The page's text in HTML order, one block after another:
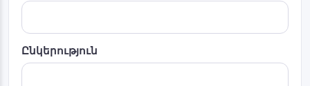
Ընկերություն